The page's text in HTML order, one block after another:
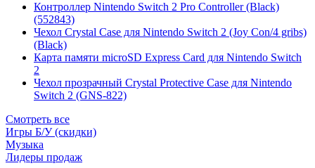
Контроллер Nintendo Switch 2 Pro Controller (Black)
(552843)
Чехол Сrystal Сase для Nintendo Switch 2 (Joy Con/4 gribs)
(Black)
Карта памяти microSD Express Card для Nintendo Switch
2
Чехол прозрачный Crystal Protective Case для Nintendo
Switch 2 (GNS-822)
Смотреть все
Игры Б/У (скидки)
Музыка
Лидеры продаж